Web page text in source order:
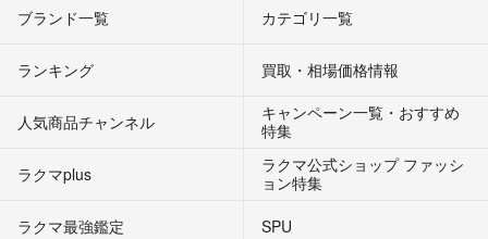
ブランド一覧 カテゴリ一覧
ランキング 買取・相場価格情報
人気商品チャンネル
キャンペーン一覧・おすすめ
特集
ラクマplus
ラクマ公式ショップ ファッシ
ョン特集
ラクマ最強鑑定
SPU